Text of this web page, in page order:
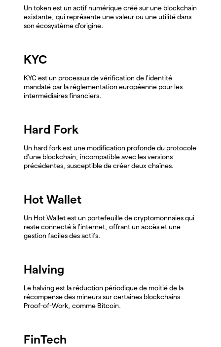
Un token est un actif numérique créé sur une blockchain
existante, qui représente une valeur ou une utilité dans
son écosystème d'origine.
KYC
KYC est un processus de vérification de l'identité
mandaté par la réglementation européenne pour les
intermédiaires financiers.
Hard Fork
Un hard fork est une modification profonde du protocole
d'une blockchain, incompatible avec les versions
précédentes, susceptible de créer deux chaînes.
Hot Wallet
Un Hot Wallet est un portefeuille de cryptomonnaies qui
reste connecté à l'internet, offrant un accès et une
gestion faciles des actifs.
Halving
Le halving est la réduction périodique de moitié de la
récompense des mineurs sur certaines blockchains
Proof-of-Work, comme Bitcoin.
FinTech